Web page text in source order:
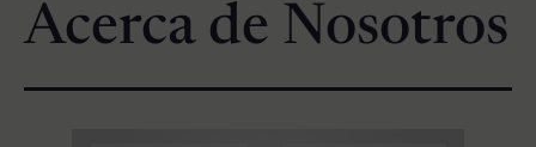
Acerca de Nosotros